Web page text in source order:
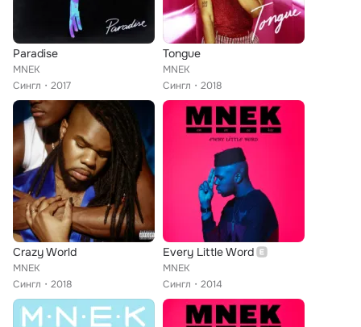
Paradise
MNEK
Сингл
2017
Tongue
MNEK
Сингл
2018
Crazy World
MNEK
Сингл
2018
Every Little Word
MNEK
Сингл
2014